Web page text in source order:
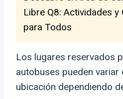
Libre Q8: Actividades y
para Todos
Los lugares reservados
autobuses pueden variar
ubicación dependiendo